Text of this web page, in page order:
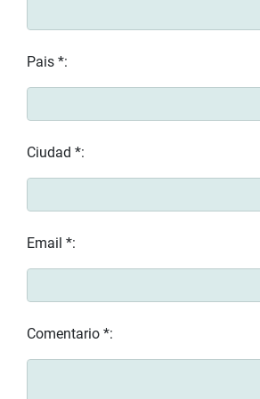
Pais *:
Ciudad *:
Email *:
Comentario *: